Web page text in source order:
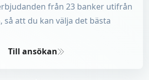
billån
för ditt billån
med ett billån
man tar ett billån
från 23 banker utifrån
så att du kan välja det bästa
Till ansökan